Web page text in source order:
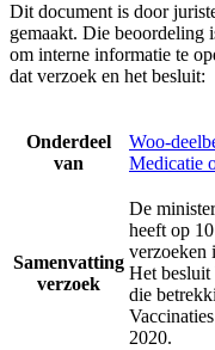
Dit document is door
gemaakt. Die beoordeling
om interne informatie te
dat verzoek en het besluit:
Onderdeel
van
Woo-
Medicatie
Samenvatting
verzoek
De
heeft op
verzoeken
Het besluit
die
2020.